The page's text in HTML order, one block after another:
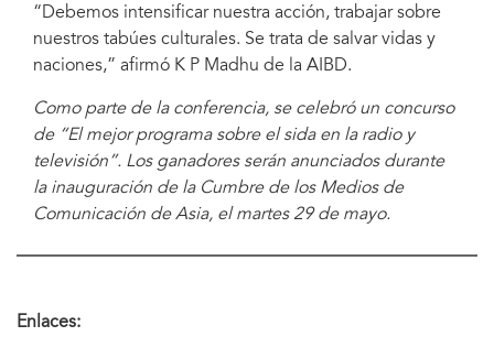
“Debemos intensificar nuestra acción, trabajar sobre
nuestros tabúes culturales. Se trata de salvar vidas y
naciones,” afirmó K P Madhu de la AIBD.
Como parte de la conferencia, se celebró un concurso
de “El mejor programa sobre el sida en la radio y
televisión”. Los ganadores serán anunciados durante
la inauguración de la Cumbre de los Medios de
Comunicación de Asia, el martes 29 de mayo.
Enlaces: